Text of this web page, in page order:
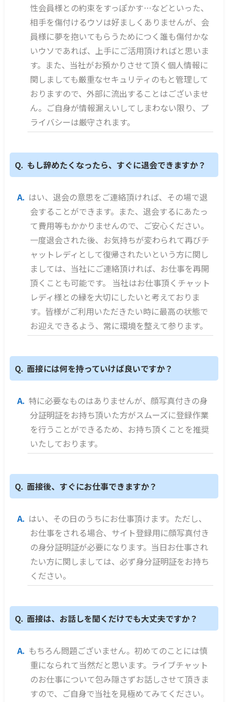
性会員様との約束をすっぽかす…などといった、
相手を傷付けるウソは好ましくありませんが、会
員様に夢を抱いてもらうためにつく誰も傷付かな
いウソであれば、上手にご活用頂ければと思いま
す。また、当社がお預かりさせて頂く個人情報に
関しましても厳重なセキュリティのもと管理して
おりますので、外部に流出することはございませ
ん。ご自身が情報漏えいしてしまわない限り、プ
ライバシーは厳守されます。
もし辞めたくなったら、すぐに退会できますか？
はい、退会の意思をご連絡頂ければ、その場で退
会することができます。また、退会するにあたっ
て費用等もかかりませんので、ご安心ください。
一度退会された後、お気持ちが変わられて再びチ
ャットレディとして復帰されたいという方に関し
ましては、当社にご連絡頂ければ、お仕事を再開
頂くことも可能です。 当社はお仕事頂くチャット
レディ様との縁を大切にしたいと考えておりま
す。皆様がご利用いただきたい時に最高の状態で
お迎えできるよう、常に環境を整えて参ります。
面接には何を持っていけば良いですか？
特に必要なものはありませんが、顔写真付きの身
分証明証をお持ち頂いた方がスムーズに登録作業
を行うことができるため、お持ち頂くことを推奨
いたしております。
面接後、すぐにお仕事できますか？
はい、その日のうちにお仕事頂けます。ただし、
お仕事をされる場合、サイト登録用に顔写真付き
の身分証明証が必要になります。当日お仕事され
たい方に関しましては、必ず身分証明証をお持ち
ください。
面接は、お話しを聞くだけでも大丈夫ですか？
もちろん問題ございません。初めてのことには慎
重になられて当然だと思います。ライブチャット
のお仕事について包み隠さずお話しさせて頂きま
すので、ご自身で当社を見極めてみてください。